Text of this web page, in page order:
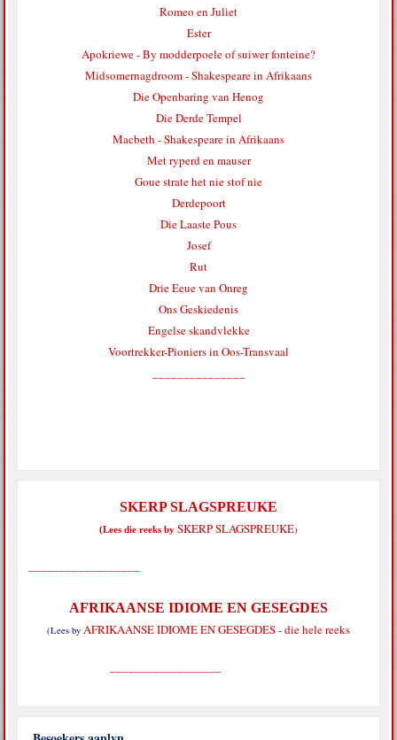
Romeo en Juliet
Ester
Apokriewe - By modderpoele of suiwer fonteine?
Midsomernagdroom - Shakespeare in Afrikaans
Die Openbaring van Henog
Die Derde Tempel
Macbeth - Shakespeare in Afrikaans
Met ryperd en mauser
Goue strate het nie stof nie
Derdepoort
Die Laaste Pous
Josef
Rut
Drie Eeue van Onreg
Ons Geskiedenis
Engelse skandvlekke
Voortrekker-Pioniers in Oos-Transvaal
SKERP SLAGSPREUKE
(Lees die reeks by SKERP SLAGSPREUKE)
AFRIKAANSE IDIOME EN GESEGDES
(Lees by AFRIKAANSE IDIOME EN GESEGDES - die hele reeks